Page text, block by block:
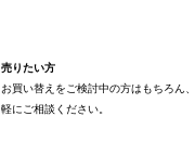
売りたい方
お買い替えをご検討中の方はもちろん
軽にご相談ください。